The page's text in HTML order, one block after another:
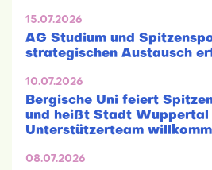
15.07.2026
AG Studium und
strategischen Austausch
10.07.2026
Bergische Uni feiert
und heißt Stadt Wuppertal
Unterstützerteam
08.07.2026